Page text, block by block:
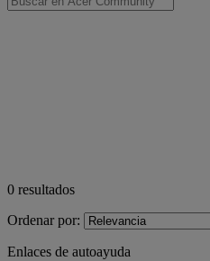
0 resultados
Ordenar por:
Enlaces de autoayuda